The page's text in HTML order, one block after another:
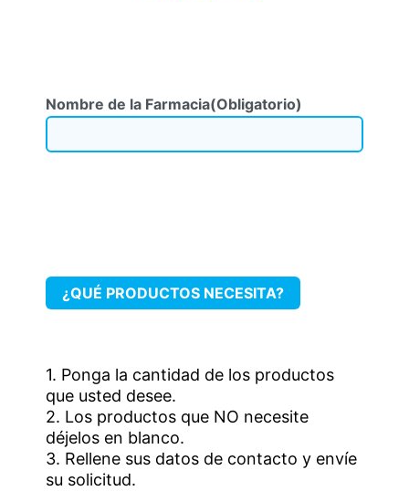
Nombre de la Farmacia(Obligatorio)
¿QUÉ PRODUCTOS NECESITA?
1. Ponga la cantidad de los productos
que usted desee.
2. Los productos que NO necesite
déjelos en blanco.
3. Rellene sus datos de contacto y envíe
su solicitud.